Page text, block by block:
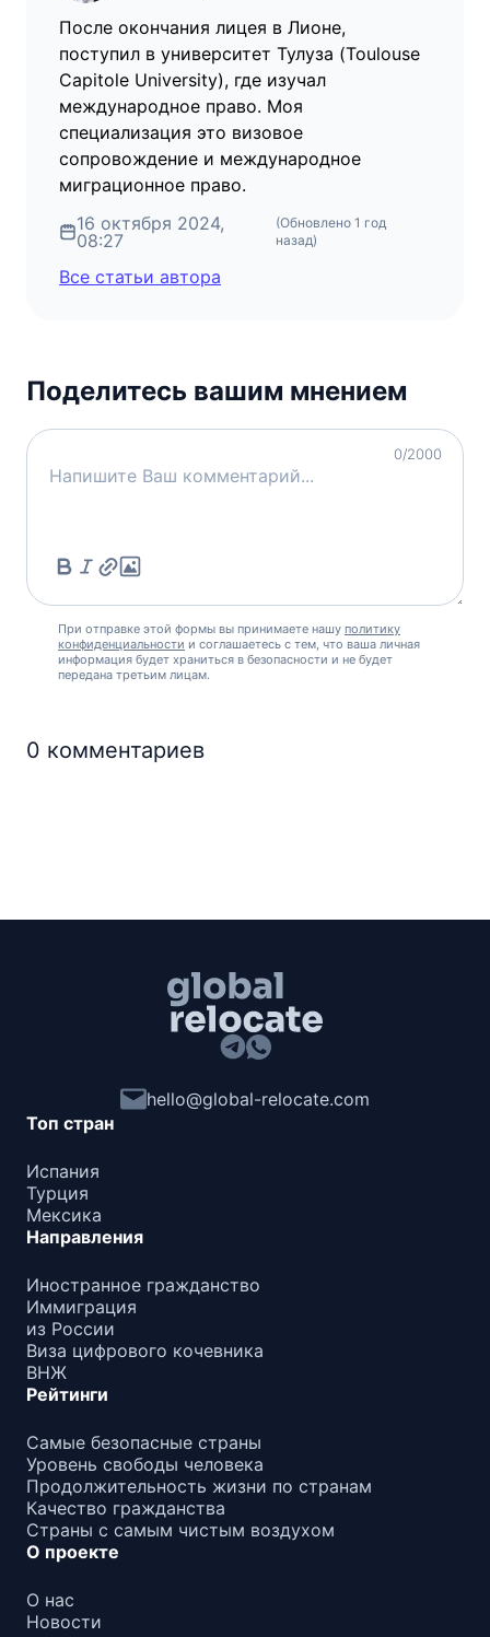
После окончания лицея в Лионе,
поступил в университет Тулуза (Toulouse
Capitole University), где изучал
международное право. Моя
специализация это визовое
сопровождение и международное
миграционное право.
16 октября 2024,
08:27
(Обновлено1 год
назад)
Все статьи автора
Поделитесь вашим мнением
0/2000
При отправке этой формы вы принимаете нашу политику
конфиденциальности и соглашаетесь с тем, что ваша личная
информация будет храниться в безопасности и не будет
передана третьим лицам.
0 комментариев
hello@global-relocate.com
Топ стран
Испания
Турция
Мексика
Направления
Иностранное гражданство
Иммиграция
из России
Виза цифрового кочевника
ВНЖ
Рейтинги
Самые безопасные страны
Уровень свободы человека
Продолжительность жизни по странам
Качество гражданства
Страны с самым чистым воздухом
О проекте
О нас
Новости